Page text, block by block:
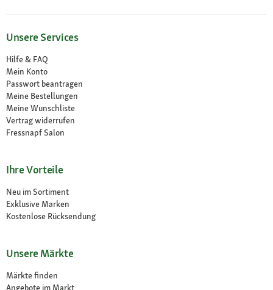
Unsere Services
Hilfe & FAQ
Mein Konto
Passwort beantragen
Meine Bestellungen
Meine Wunschliste
Vertrag widerrufen
Fressnapf Salon
Ihre Vorteile
Neu im Sortiment
Exklusive Marken
Kostenlose Rücksendung
Unsere Märkte
Märkte finden
Angebote im Markt